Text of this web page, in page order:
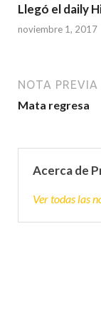
Llegó el daily
noviembre 1, 2017
NOTA PREVIA
Mata regresa
Acerca de
Ver todas las